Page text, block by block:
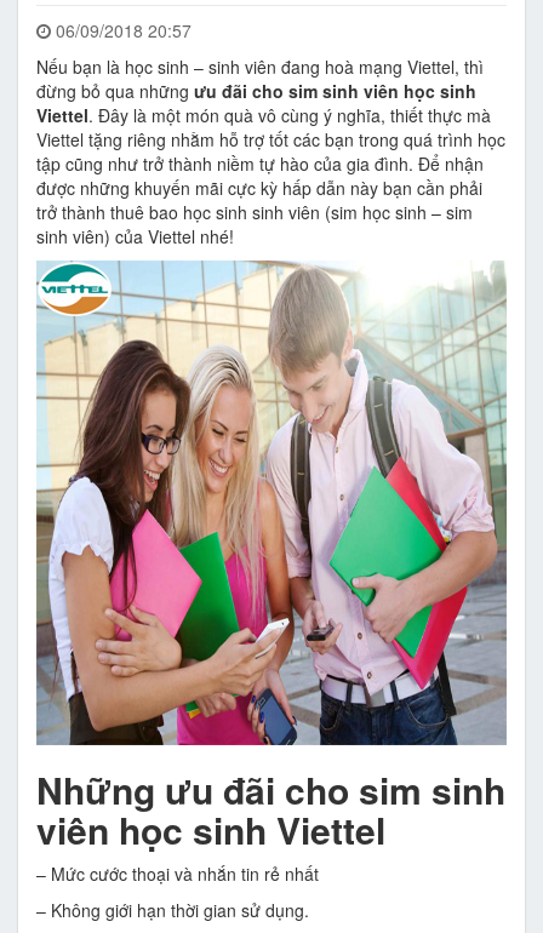
06/09/2018 20:57
Nếu bạn là học sinh – sinh viên đang hoà mạng Viettel, thì
đừng bỏ qua những ưu đãi cho sim sinh viên học sinh
Viettel. Đây là một món quà vô cùng ý nghĩa, thiết thực mà
Viettel tặng riêng nhằm hỗ trợ tốt các bạn trong quá trình học
tập cũng như trở thành niềm tự hào của gia đình. Để nhận
được những khuyến mãi cực kỳ hấp dẫn này bạn cần phải
trở thành thuê bao học sinh sinh viên (sim học sinh – sim
sinh viên) của Viettel nhé!
Những ưu đãi cho sim sinh
viên học sinh Viettel
– Mức cước thoại và nhắn tin rẻ nhất
– Không giới hạn thời gian sử dụng.